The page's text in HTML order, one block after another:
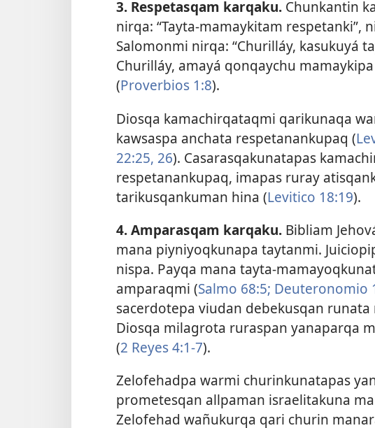
3. Respetasqam karqaku. Chunkantin
nirqa: “Tayta-mamaykitam respetanki”,
Salomonmi nirqa: “Churilláy, kasukuyá
Churilláy, amayá qonqaychu
(Proverbios 1:8).
Diosqa kamachirqataqmi qarikunaqa
kawsaspa anchata respetanankupaq (
22:25, 26). Casarasqakunatapas
respetanankupaq, imapas ruray
tarikusqankuman hina (Levitico 18:19).
4. Amparasqam karqaku. Bibliam
mana piyniyoqkunapa taytanmi.
nispa. Payqa mana tayta-
amparaqmi (Salmo 68:5; Deuteronomio
sacerdotepa viudan debekusqan
Diosqa milagrota ruraspan yanaparqa
(2 Reyes 4:1-7).
Zelofehadpa warmi churinkunatapas
prometesqan allpaman israelitakuna
Zelofehad wañukurqa qari churin